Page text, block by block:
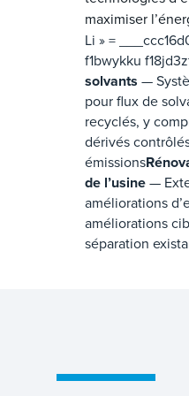
maximiser
Li » =
f1bwykku
solvants —
pour flux de
recyclés, y
dérivés
émissions
de l’usine—
améliorations
améliorations
séparation